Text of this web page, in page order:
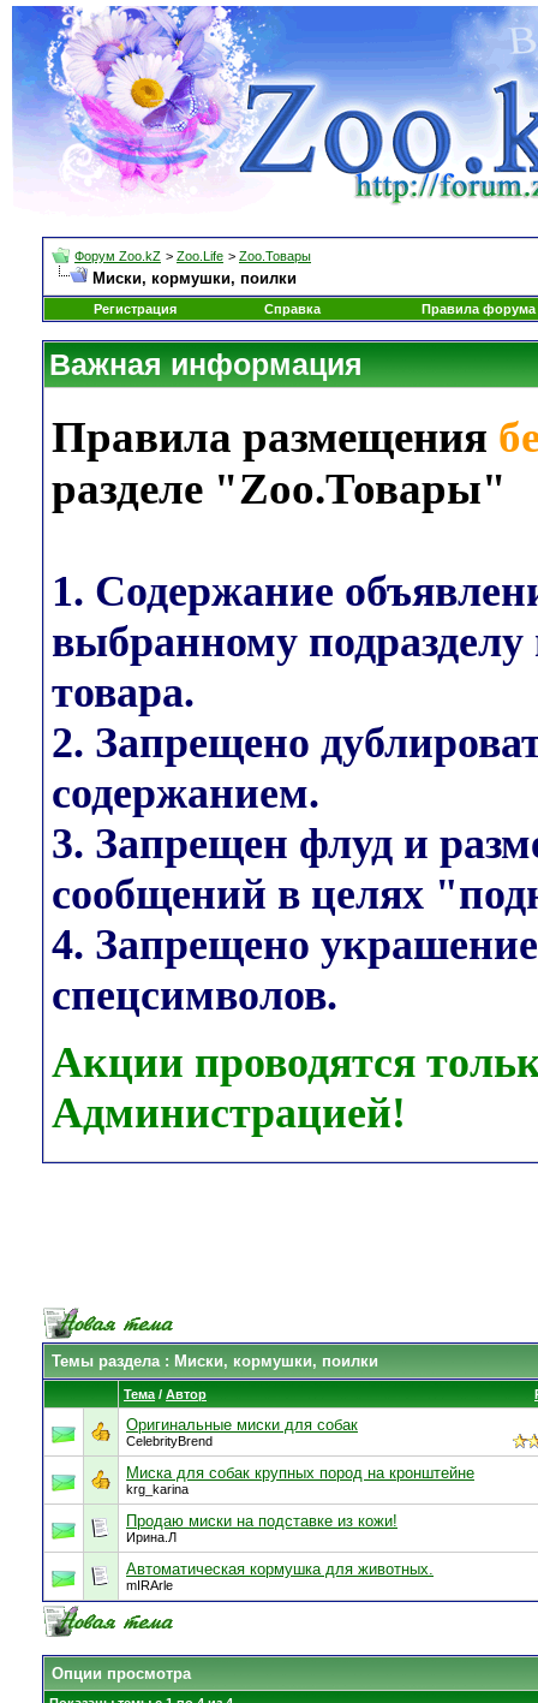
Форум Zoo.kZ > Zoo.Life > Zoo.Товары
Миски, кормушки, поилки
Регистрация Справка Правила форума
Важная информация
Правила размещения
разделе "Zoo.Товары"
1. Содержание
выбранному
товара.
2. Запрещено
содержанием.
3. Запрещен флуд и
сообщений в целях
4. Запрещено
спецсимволов.
Акции проводятся
Администрацией!
Темы раздела: Миски, кормушки, поилки
Тема / Автор
Оригинальные миски для собак
CelebrityBrend
Миска для собак крупных пород на кронштейне
krg_karina
Продаю миски на подставке из кожи!
Ирина.Л
Автоматическая кормушка для животных.
mIRArle
Опции просмотра